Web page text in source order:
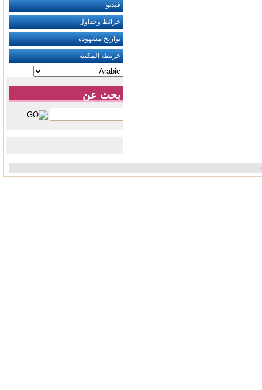
فيديو
خرائط وجداول
تواريخ مشهودة
خريطة المكتبة
بحث عن